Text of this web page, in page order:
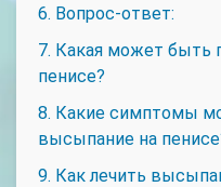
6. Вопрос-ответ:
7. Какая может быть
пенисе?
8. Какие симптомы
высыпание на
9. Как лечить